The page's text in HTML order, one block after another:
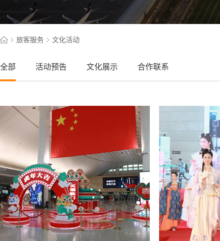
旅客服务 文化活动
全部 活动预告 文化展示 合作联系